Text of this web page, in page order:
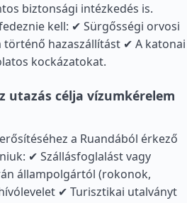
biztonsági intézkedés is.
kell: ✔ Sürgősségi orvosi
történő hazaszállítást ✔ A katonai
kockázatokat.
utazás célja vízumkérelem
a Ruandából érkező
✔ Szállásfoglalást vagy
állampolgártól (rokonok,
✔ Turisztikai utalványt